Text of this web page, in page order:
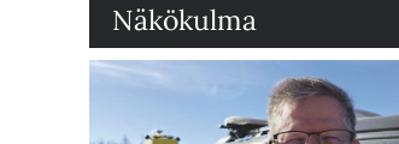
Näkökulma